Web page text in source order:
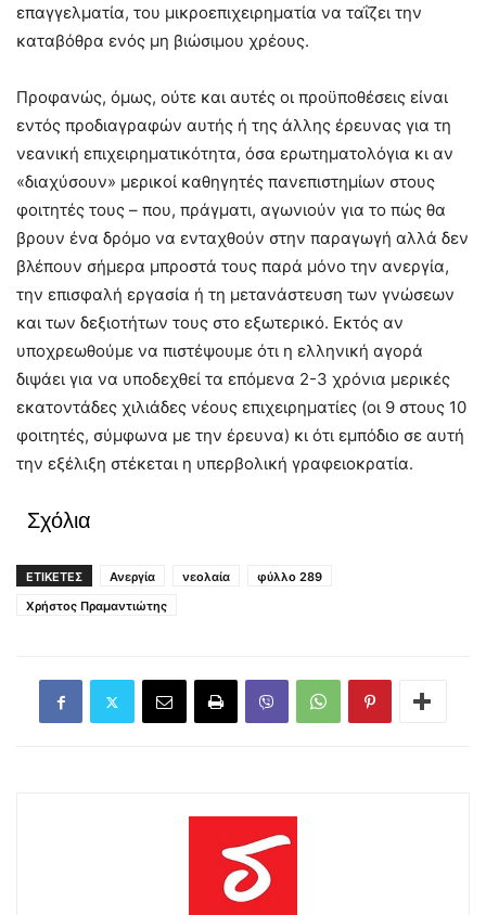
επαγγελματία, του μικροεπιχειρηματία να ταΐζει την
καταβόθρα ενός μη βιώσιμου χρέους.
Προφανώς, όμως, ούτε και αυτές οι προϋποθέσεις είναι
εντός προδιαγραφών αυτής ή της άλλης έρευνας για τη
νεανική επιχειρηματικότητα, όσα ερωτηματολόγια κι αν
«διαχύσουν» μερικοί καθηγητές πανεπιστημίων στους
φοιτητές τους – που, πράγματι, αγωνιούν για το πώς θα
βρουν ένα δρόμο να ενταχθούν στην παραγωγή αλλά δεν
βλέπουν σήμερα μπροστά τους παρά μόνο την ανεργία,
την επισφαλή εργασία ή τη μετανάστευση των γνώσεων
και των δεξιοτήτων τους στο εξωτερικό. Εκτός αν
υποχρεωθούμε να πιστέψουμε ότι η ελληνική αγορά
διψάει για να υποδεχθεί τα επόμενα 2-3 χρόνια μερικές
εκατοντάδες χιλιάδες νέους επιχειρηματίες (οι 9 στους 10
φοιτητές, σύμφωνα με την έρευνα) κι ότι εμπόδιο σε αυτή
την εξέλιξη στέκεται η υπερβολική γραφειοκρατία.
Σχόλια
ΕΤΙΚΕΤΕΣ Ανεργία νεολαία
φύλλο 289
Χρήστος Πραμαντιώτης